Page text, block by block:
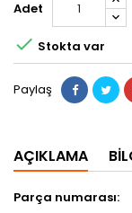
Adet
 Stokta var
Paylaş
AÇIKLAMA
Parça numarası: